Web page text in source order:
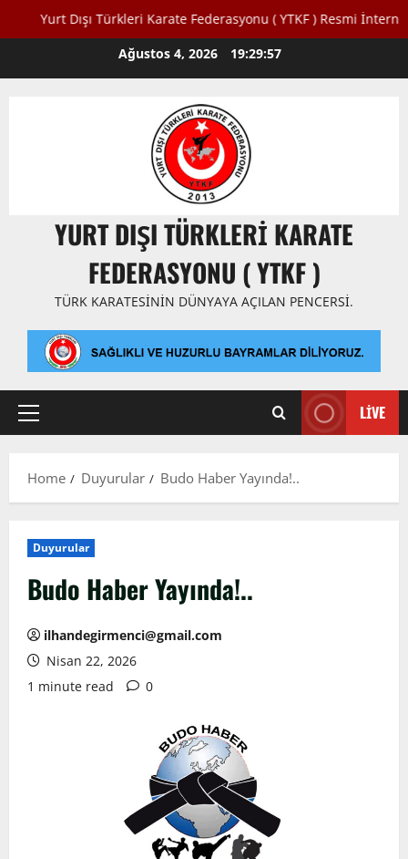
Dışı Türkleri Karate Federasyonu ( YTKF ) Resmi İnternet
Ağustos 4, 2026 19:29:58
YURT DIŞI TÜRKLERI KARATE
FEDERASYONU ( YTKF )
TÜRK KARATESININ DÜNYAYA AÇILAN PENCERSI.
Primary
LIVE
Home Duyurular Budo Haber Yayında!..
Duyurular
Budo Haber Yayında!..
ilhandegirmenci@gmail.com
Nisan 22, 2026
1 minute read
0